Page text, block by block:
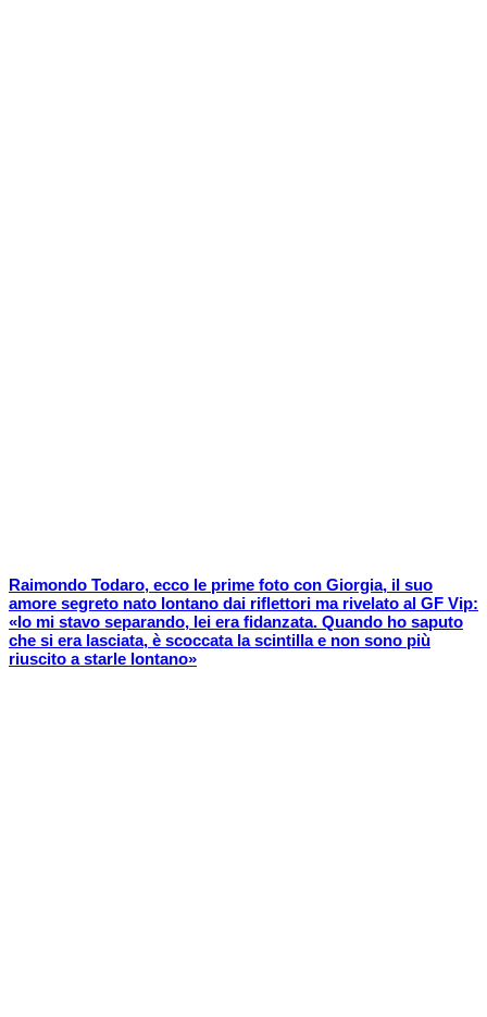
Raimondo Todaro, ecco le prime foto con Giorgia, il suo
amore segreto nato lontano dai riflettori ma rivelato al GF Vip:
«Io mi stavo separando, lei era fidanzata. Quando ho saputo
che si era lasciata, è scoccata la scintilla e non sono più
riuscito a starle lontano»